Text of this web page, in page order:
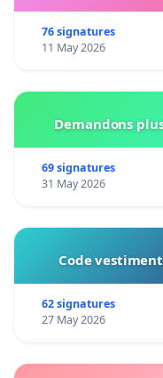
76 signatures
11 May 2026
Demandons
69 signatures
31 May 2026
Code
62 signatures
27 May 2026